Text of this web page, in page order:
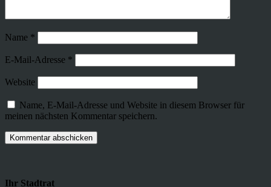
Name *
E-Mail-Adresse *
Website
Name, E-Mail-Adresse und Website in diesem Browser für
meinen nächsten Kommentar speichern.
Ihr Stadtrat